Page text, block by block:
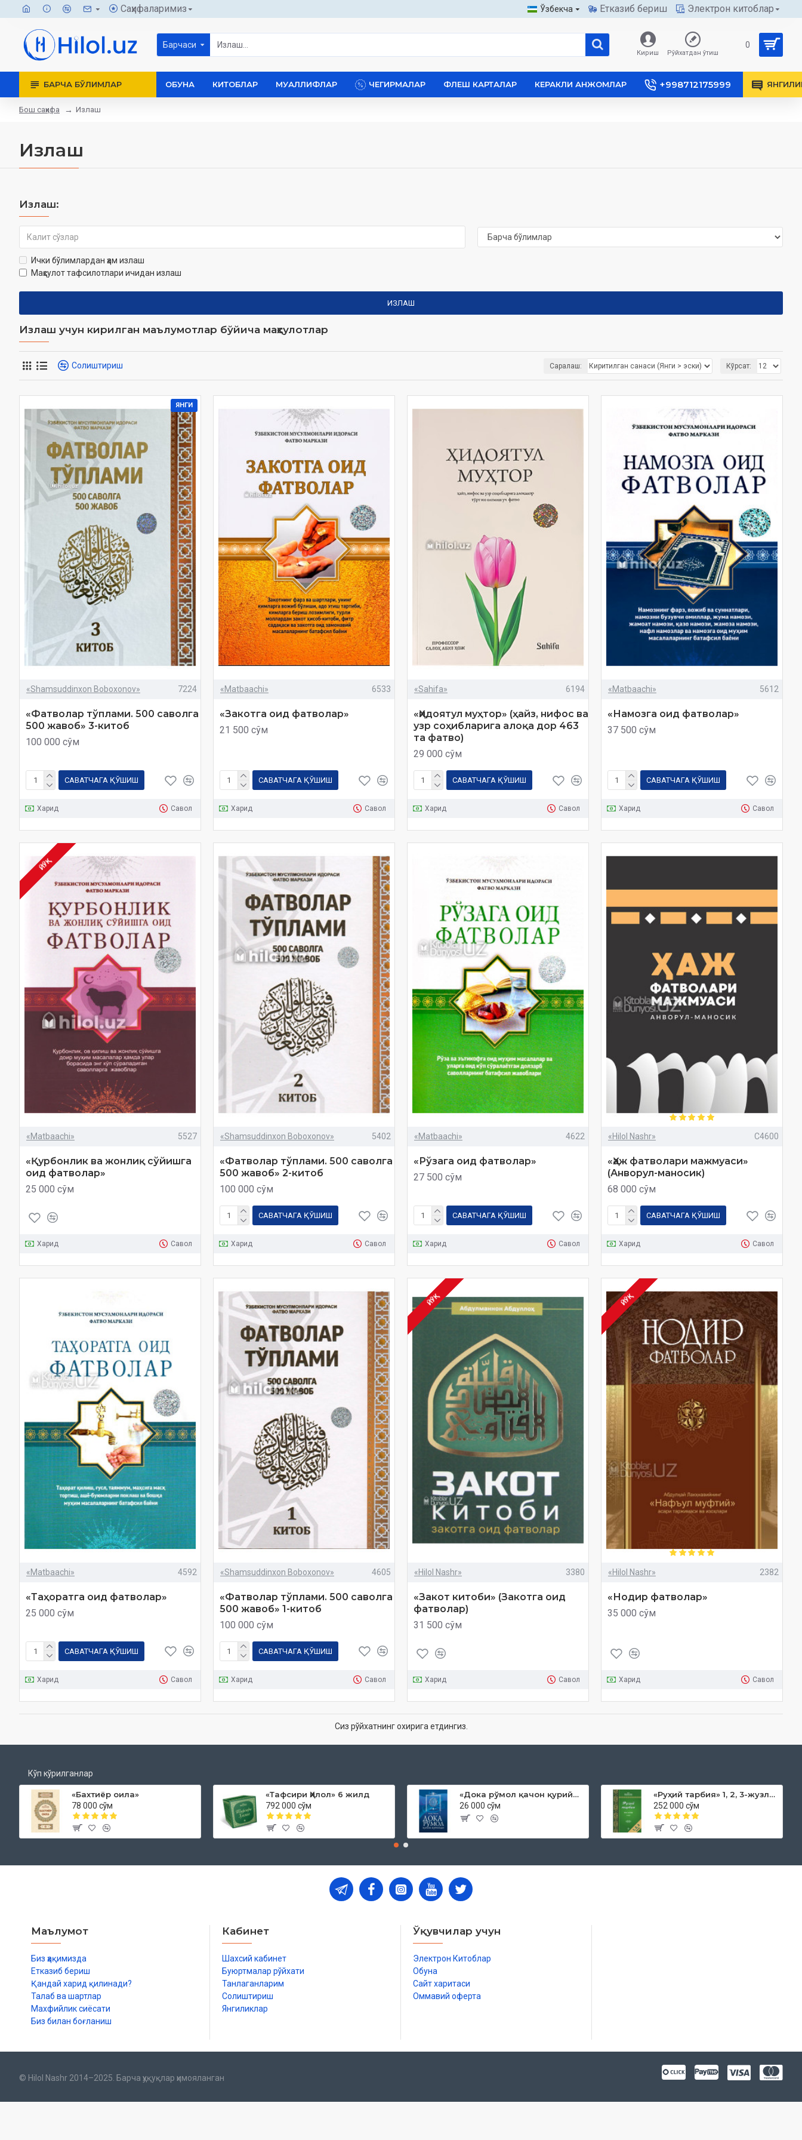
Саҳифаларимиз Ўзбекча Етказиб бериш Электрон китоблар
Барчаси
Кириш Рўйхатдан ўтиш
0
БАРЧА БЎЛИМЛАР ОБУНА КИТОБЛАР МУАЛЛИФЛАР ЧЕГИРМАЛАР ФЛЕШ КАРТАЛАР КЕРАКЛИ АНЖОМЛАР +998712175999
Бош саҳифа Излаш
Излаш
Излаш:
Ички бўлимлардан ҳам излаш
Маҳсулот тафсилотлари ичидан излаш
ИЗЛАШ
Излаш учун кирилган маълумотлар бўйича маҳсулотлар
Солиштириш Саралаш: Кўрсат:
ЯНГИ
«Shamsuddinxon Boboxonov» 7224
«Фатволар тўплами. 500 саволга
500 жавоб» 3-китоб
100 000 сўм
САВАТЧАГА ҚЎШИШ
Харид Савол
«Matbaachi» 6533
«Закотга оид фатволар»
21 500 сўм
САВАТЧАГА ҚЎШИШ
Харид Савол
«Sahifa» 6194
«Ҳидоятул муҳтор» (ҳайз, нифос ва
узр соҳибларига алоқа дор 463
та фатво)
29 000 сўм
САВАТЧАГА ҚЎШИШ
Харид Савол
«Matbaachi» 5612
«Намозга оид фатволар»
37 500 сўм
САВАТЧАГА ҚЎШИШ
Харид Савол
ЙЎҚ
«Matbaachi» 5527
«Қурбонлик ва жонлиқ сўйишга
оид фатволар»
25 000 сўм
Харид Савол
«Shamsuddinxon Boboxonov» 5402
«Фатволар тўплами. 500 саволга
500 жавоб» 2-китоб
100 000 сўм
САВАТЧАГА ҚЎШИШ
Харид Савол
«Matbaachi» 4622
«Рўзага оид фатволар»
27 500 сўм
САВАТЧАГА ҚЎШИШ
Харид Савол
«Hilol Nashr» C4600
«Ҳаж фатволари мажмуаси»
(Анворул-маносик)
68 000 сўм
САВАТЧАГА ҚЎШИШ
Харид Савол
«Matbaachi» 4592
«Таҳоратга оид фатволар»
25 000 сўм
САВАТЧАГА ҚЎШИШ
Харид Савол
«Shamsuddinxon Boboxonov» 4605
«Фатволар тўплами. 500 саволга
500 жавоб» 1-китоб
100 000 сўм
САВАТЧАГА ҚЎШИШ
Харид Савол
ЙЎҚ
«Hilol Nashr» 3380
«Закот китоби» (Закотга оид
фатволар)
31 500 сўм
Харид Савол
ЙЎҚ
«Hilol Nashr» 2382
«Нодир фатволар»
35 000 сўм
Харид Савол
Сиз рўйхатнинг охирига етдингиз.
Кўп кўрилганлар
«Бахтиёр оила»
78 000 сўм
«Тафсири Ҳилол» 6 жилд
792 000 сўм
«Дока рўмол қачон қурийди»
26 000 сўм
«Руҳий тарбия» 1, 2, 3-жузлар
252 000 сўм
Маълумот
Биз ҳақимизда
Етказиб бериш
Қандай харид қилинади?
Талаб ва шартлар
Махфийлик сиёсати
Биз билан боғланиш
Кабинет
Шахсий кабинет
Буюртмалар рўйхати
Танлаганларим
Солиштириш
Янгиликлар
Ўқувчилар учун
Электрон Китоблар
Обуна
Сайт харитаси
Оммавий оферта
© Hilol Nashr 2014–2025. Барча ҳуқуқлар ҳимояланган